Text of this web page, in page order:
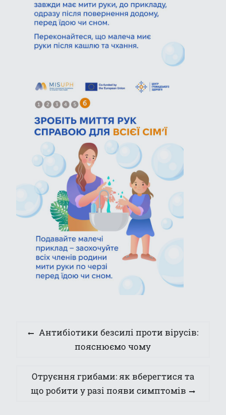
Навігація
Previous
Антибіотики безсилі проти вірусів:
пояснюємо чому
Next
post:
Отруєння грибами: як вберегтися та
що робити у разі появи симптомів